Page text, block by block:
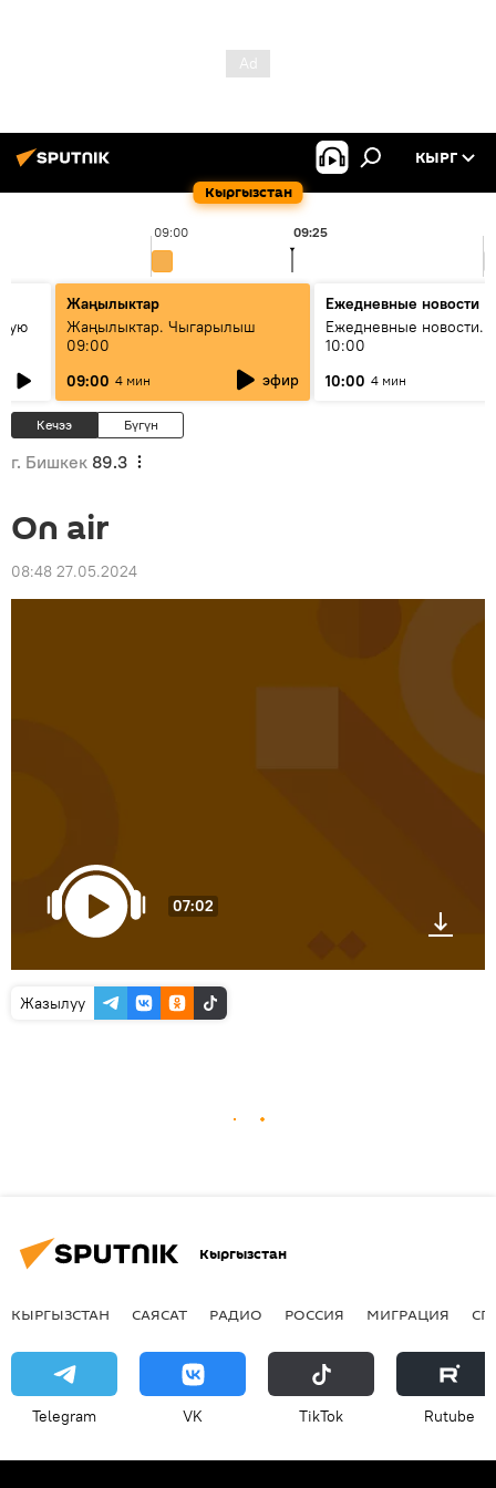
Кыргызстан
КЫРГ
09:00 09:25
Жаңылыктар
Жаңылыктар. Чыгарылыш
09:00
09:00 4 мин эфир
Ежедневные новости
Ежедневные новости.
10:00
10:00 4 мин
Кечээ Бүгүн
г. Бишкек 89.3
On air
08:48 27.05.2024
07:02
Жазылуу
Кыргызстан
КЫРГЫЗСТАН САЯСАТ РАДИО РОССИЯ МИГРАЦИЯ
Telegram VK ТikТоk Rutube